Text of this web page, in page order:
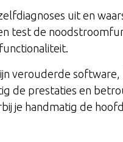
uit en
test de
verouderde
de prestaties en
je handmatig de